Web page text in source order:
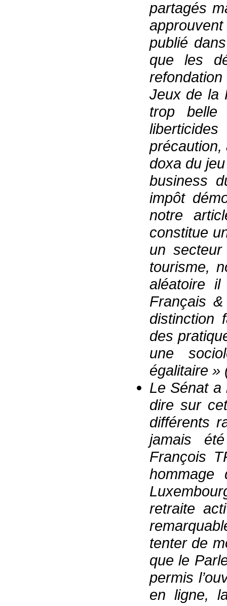
partagés
publié
que les
Jeux de la
trop belle
doxa du
business
impôt
notre
constitue
un
tourisme,
aléatoire
Français
distinction
des
une
égalitaire »
Le Sénat a
dire sur
différents
jamais
François
retraite
tenter de
que le
permis
en ligne,